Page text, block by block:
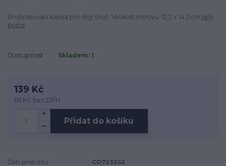
Embossovací kapsa pro Big Shot. Velikost motivu: 12,2 x 14,5 cm celý
popis
Dostupnost Skladem: 1
139 Kč
115 Kč bez DPH
Přidat do košíku
Číslo produktu:
CO723252